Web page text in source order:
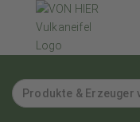
Search
for: